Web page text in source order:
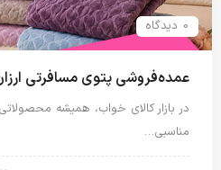
0 دیدگاه
عمده‌فروشی پتوی مسافرتی
در بازار کالای خواب، همیشه
مناسبی…